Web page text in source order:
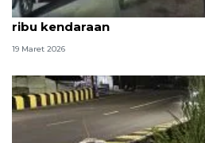
Arus lalu lintas di Nagreg
ribu kendaraan
19 Maret 2026